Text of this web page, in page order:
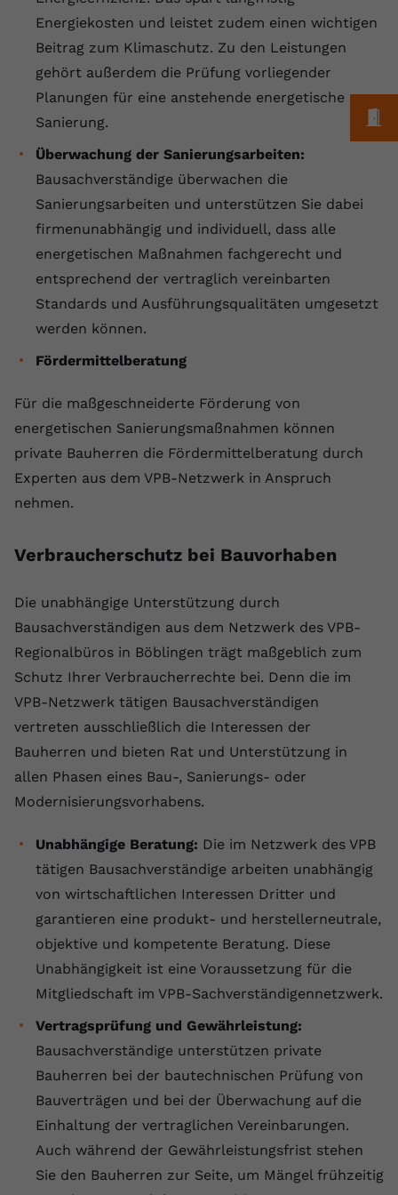
Energiekosten und leistet zudem einen wichtigen
Beitrag zum Klimaschutz. Zu den Leistungen
gehört außerdem die Prüfung vorliegender
Planungen für eine anstehende energetische
Sanierung.
Überwachung der Sanierungsarbeiten:
Bausachverständige überwachen die
Sanierungsarbeiten und unterstützen Sie dabei
firmenunabhängig und individuell, dass alle
energetischen Maßnahmen fachgerecht und
entsprechend der vertraglich vereinbarten
Standards und Ausführungsqualitäten umgesetzt
werden können.
Fördermittelberatung
Für die maßgeschneiderte Förderung von
energetischen Sanierungsmaßnahmen können
private Bauherren die Fördermittelberatung durch
Experten aus dem VPB-Netzwerk in Anspruch
nehmen.
Verbraucherschutz bei Bauvorhaben
Die unabhängige Unterstützung durch
Bausachverständigen aus dem Netzwerk des VPB-
Regionalbüros in Böblingen trägt maßgeblich zum
Schutz Ihrer Verbraucherrechte bei. Denn die im
VPB-Netzwerk tätigen Bausachverständigen
vertreten ausschließlich die Interessen der
Bauherren und bieten Rat und Unterstützung in
allen Phasen eines Bau-, Sanierungs- oder
Modernisierungsvorhabens.
Unabhängige Beratung: Die im Netzwerk des VPB
tätigen Bausachverständige arbeiten unabhängig
von wirtschaftlichen Interessen Dritter und
garantieren eine produkt- und herstellerneutrale,
objektive und kompetente Beratung. Diese
Unabhängigkeit ist eine Voraussetzung für die
Mitgliedschaft im VPB-Sachverständigennetzwerk.
Vertragsprüfung und Gewährleistung:
Bausachverständige unterstützen private
Bauherren bei der bautechnischen Prüfung von
Bauverträgen und bei der Überwachung auf die
Einhaltung der vertraglichen Vereinbarungen.
Auch während der Gewährleistungsfrist stehen
Sie den Bauherren zur Seite, um Mängel frühzeitig
Anbieter youtube.com
Laufzeit
Zweck
YouTube setzt dieses Cookie über
Anbieter Youtube.com
Session
YouTube setzt diesen Cookie, um die
Videopräferenzen des Benutzers zu
Videos verwendet.
Name yt.innertube::requests
Laufzeit
registriert eine eindeutige ID, um
Videos von YouTube der Nutzer
Name yt.innertube::nextId
Youtube.com
Laufzeit Session
Dieser von YouTube gesetzte Cookie
registriert eine eindeutige ID, um
Videos von YouTube der Nutzer
gesehen hat.
Name yt-remote-connected-devices
Anbieter Youtube.com
Laufzeit Session
Zweck
Videopräferenzen des Nutzers zu
speichern, der eingebettete YouTube-
Videos verwendet.